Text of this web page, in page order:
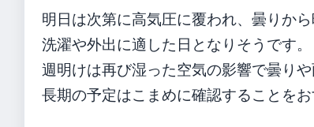
明日は次第に高気圧に覆われ、曇りか
洗濯や外出に適した日となりそうです。
週明けは再び湿った空気の影響で曇りや
長期の予定はこまめに確認することをお